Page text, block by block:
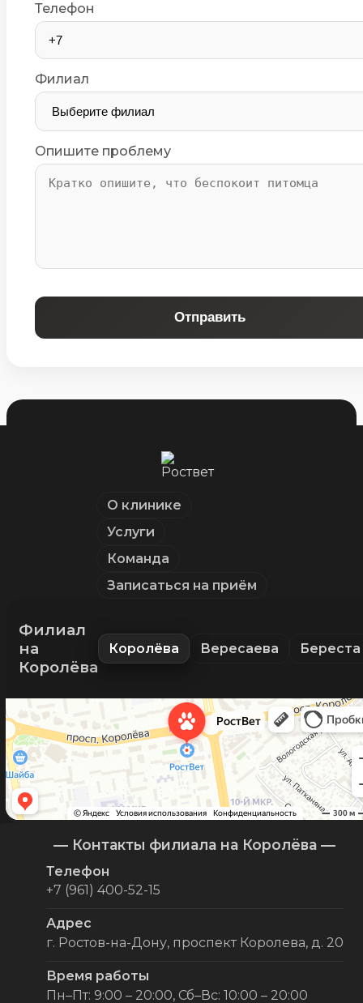
Телефон
Филиал
Опишите проблему
Отправить
О клинике
Услуги
Команда
Записаться на приём
Филиал
на
Королёва
Королёва Вересаева Береста
— Контакты филиала на Королёва —
Телефон
+7 (961) 400-52-15
Адрес
г. Ростов-на-Дону, проспект Королева, д. 20
Время работы
Пн–Пт: 9:00 – 20:00, Сб–Вс: 10:00 – 20:00